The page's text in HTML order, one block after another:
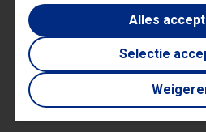
experts die inzichten bieden
verandermanagement. Een
verandering of een
gedragsverandering geeft
Alles
Selectie